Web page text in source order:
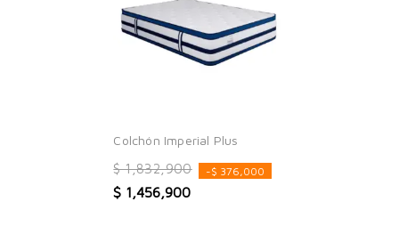
Colchón Imperial Plus
$ 1,832,900
-$ 376,000
$ 1,456,900